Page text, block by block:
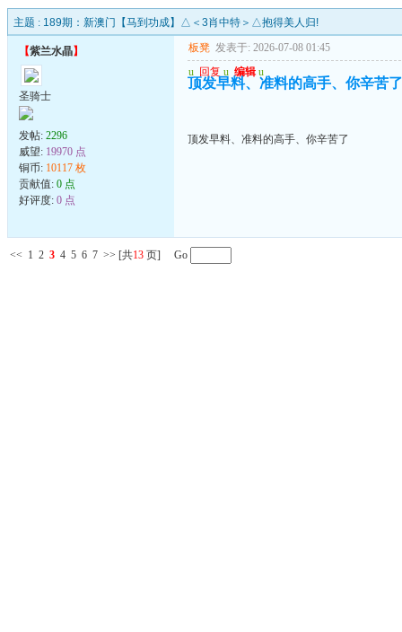
主题 : 189期：新澳门【马到功成】△＜3肖中特＞△抱得美人归!
【紫兰水晶】
圣骑士
发帖: 2296
威望: 19970 点
铜币: 10117 枚
贡献值: 0 点
好评度: 0 点
板凳 发表于: 2026-07-08 01:45
u 回复 u 编辑 u
顶发早料、准料的高手、你辛苦了
顶发早料、准料的高手、你辛苦了
<< 1 2 3 4 5 6 7 >> [共13 页] Go